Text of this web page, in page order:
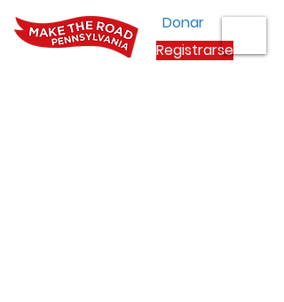
Donar
Registrarse